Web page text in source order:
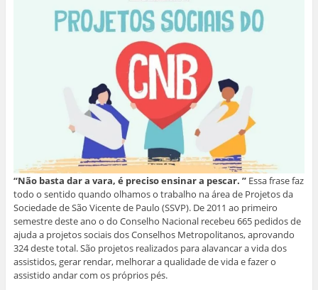
“Não basta dar a vara, é preciso ensinar a pescar. ”Essa frase faz
todo o sentido quando olhamos o trabalho na área de Projetos da
Sociedade de São Vicente de Paulo (SSVP). De 2011 ao primeiro
semestre deste ano o do Conselho Nacional recebeu 665 pedidos de
ajuda a projetos sociais dos Conselhos Metropolitanos, aprovando
324 deste total. São projetos realizados para alavancar a vida dos
assistidos, gerar rendar, melhorar a qualidade de vida e fazer o
assistido andar com os próprios pés.